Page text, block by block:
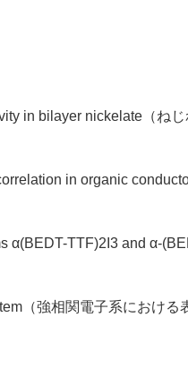
in bilayer nickelate（ね
in organic
α(BEDT-TTF)2I3 and α-
（強相関電子系における